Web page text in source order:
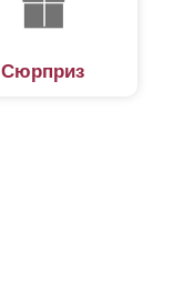
Сюрприз